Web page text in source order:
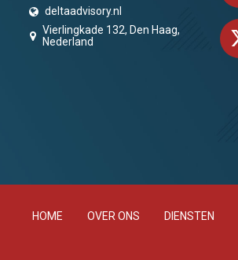
deltaadvisory.nl
Vierlingkade 132, Den Haag,
Nederland
HOME OVER ONS DIENSTEN